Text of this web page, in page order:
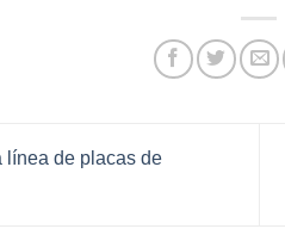
línea de placas de